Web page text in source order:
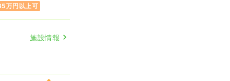
万円以上可
施設情報